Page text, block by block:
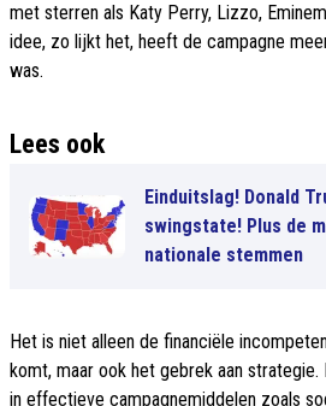
met sterren als Katy Perry, Lizzo,
idee, zo lijkt het, heeft de campagne
was.
Lees ook
Einduitslag! Donald
swingstate! Plus de
nationale stemmen
Het is niet alleen de financiële
komt, maar ook het gebrek aan
in effectieve campagnemiddelen zoals